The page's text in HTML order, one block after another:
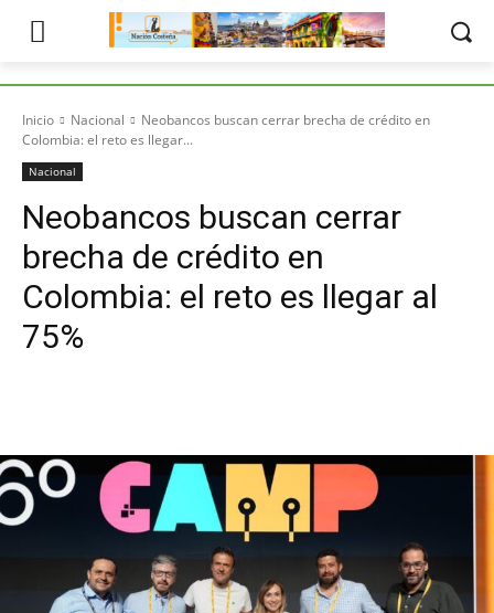
Inicio Nacional
Neobancos buscan cerrar brecha de crédito en
Colombia: el reto es llegar...
Nacional
Neobancos buscan cerrar
brecha de crédito en
Colombia: el reto es llegar al
75%